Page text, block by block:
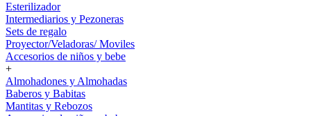
Esterilizador
Intermediarios y Pezoneras
Sets de regalo
Proyector/Veladoras/ Moviles
Accesorios de niños y bebe
+
Almohadones y Almohadas
Baberos y Babitas
Mantitas y Rebozos